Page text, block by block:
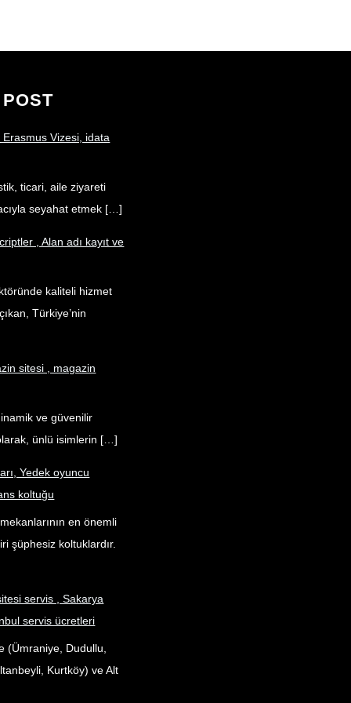
Vizesi, idata
ticari, aile ziyareti
seyahat etmek […]
, Alan adı kayıt ve
kaliteli hizmet
Türkiye’nin
sitesi , magazin
ve güvenilir
ünlü isimlerin […]
Yedek oyuncu
koltuğu
en önemli
şüphesiz koltuklardır.
servis , Sakarya
servis ücretleri
(Ümraniye, Dudullu,
Kurtköy) ve Alt